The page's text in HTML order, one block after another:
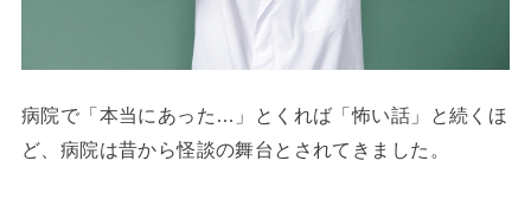
病院で「本当にあった…」とくれば「怖い話」と続くほ
ど、病院は昔から怪談の舞台とされてきました。